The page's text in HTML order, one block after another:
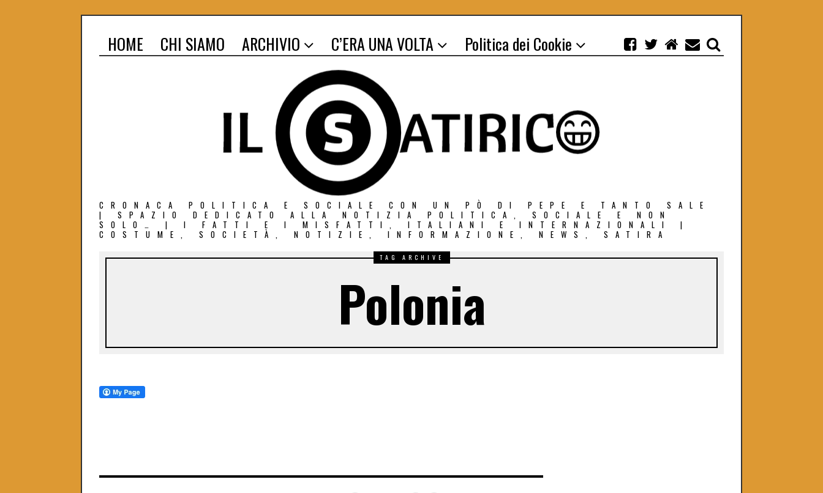
HOME CHI SIAMO ARCHIVIO C’ERA UNA VOLTA Politica dei Cookie
CRONACA POLITICA E SOCIALE CON UN PÒ DI PEPE E TANTO SALE
| SPAZIO DEDICATO ALLA NOTIZIA POLITICA, SOCIALE E NON
SOLO… | I FATTI E I MISFATTI, ITALIANI E INTERNAZIONALI |
COSTUME, SOCIETÀ, NOTIZIE, INFORMAZIONE, NEWS, SATIRA
TAG ARCHIVE
Polonia